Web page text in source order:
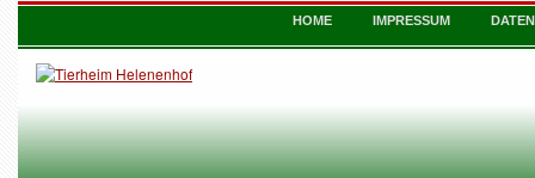
HOME IMPRESSUM